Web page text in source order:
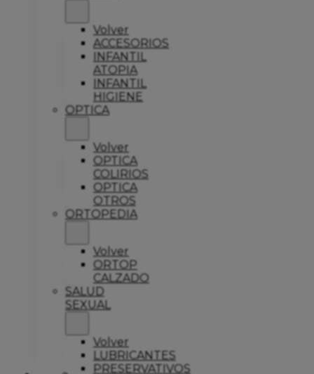
Volver
ACCESORIOS
INFANTIL
ATOPIA
INFANTIL
HIGIENE
OPTICA
Volver
OPTICA
COLIRIOS
OPTICA
OTROS
ORTOPEDIA
Volver
ORTOP
CALZADO
SALUD
SEXUAL
Volver
LUBRICANTES
PRESERVATIVOS